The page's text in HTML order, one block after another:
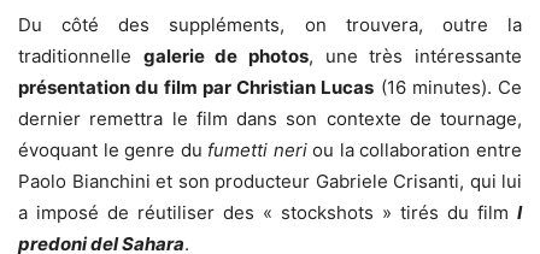
Du côté des suppléments, on trouvera, outre la
traditionnelle galerie de photos, une très intéressante
présentation du film par Christian Lucas (16 minutes). Ce
dernier remettra le film dans son contexte de tournage,
évoquant le genre du fumetti neriou la collaboration entre
Paolo Bianchini et son producteur Gabriele Crisanti, qui lui
a imposé de réutiliser des « stockshots » tirés du film I
predoni del Sahara.